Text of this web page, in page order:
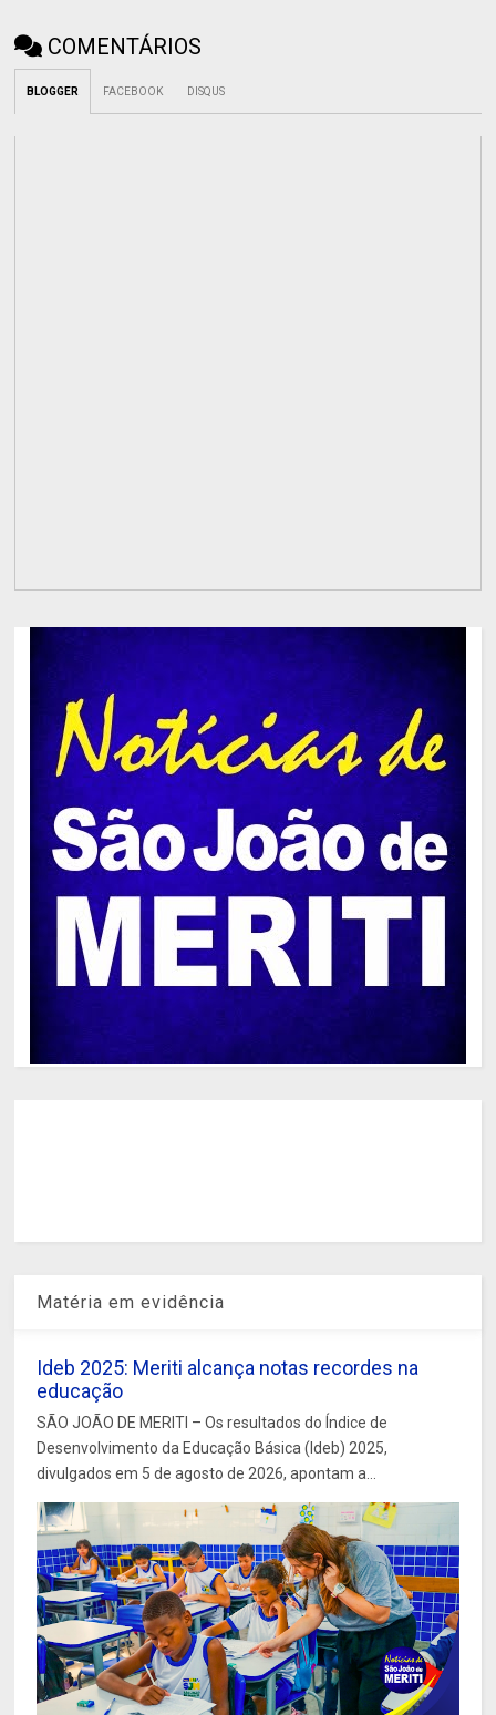
COMENTÁRIOS
BLOGGER FACEBOOK DISQUS
Matéria em evidência
Ideb 2025: Meriti alcança notas recordes na
educação
SÃO JOÃO DE MERITI – Os resultados do Índice de
Desenvolvimento da Educação Básica (Ideb) 2025,
divulgados em 5 de agosto de 2026, apontam a...